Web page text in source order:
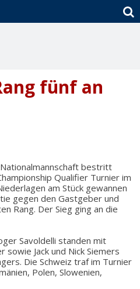
fünf an
bestritt
Qualifier Turnier im
am Stück gewannen
gegen den Gastgeber und
Rang. Der Sieg ging an die
Savoldelli standen mit
sowie Jack und Nick Siemers
Die Schweiz traf im Turnier
Polen, Slowenien,